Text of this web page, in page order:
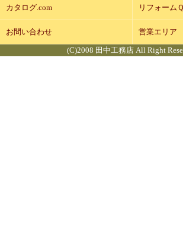
カタログ.com リフォーム
お問い合わせ 営業エリア
(C)2008 田中工務店 All Right